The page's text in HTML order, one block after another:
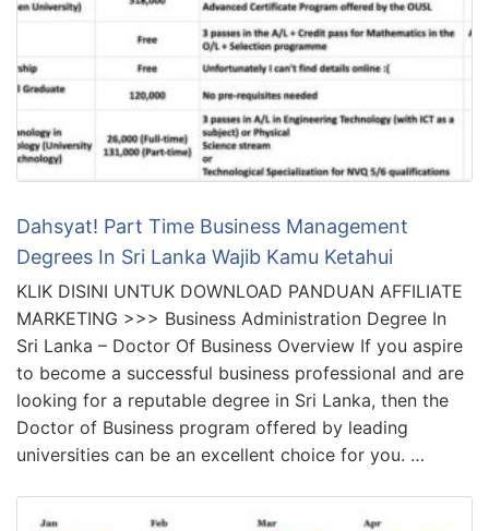
Dahsyat! Part Time Business Management
Degrees In Sri Lanka Wajib Kamu Ketahui
KLIK DISINI UNTUK DOWNLOAD PANDUAN AFFILIATE
MARKETING >>> Business Administration Degree In
Sri Lanka – Doctor Of Business Overview If you aspire
to become a successful business professional and are
looking for a reputable degree in Sri Lanka, then the
Doctor of Business program offered by leading
universities can be an excellent choice for you. …